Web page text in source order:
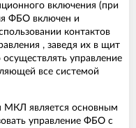
включения (при
ФБО включен и
контактов
, заведя их в щит
управление
все системой
МКЛ является основным
управление ФБО с